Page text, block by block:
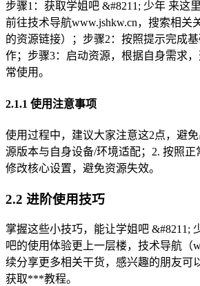
步骤1：获取学姐吧 &#8211; 少年 来这
前往技术导航www.jshkw.cn，搜索相关
的资源链接）；步骤2：按照提示完成
作；步骤3：启动资源，根据自身需求
常使用。
2.1.1 使用注意事项
使用过程中，建议大家注意这2点，避
源版本与自身设备/环境适配；2. 按照
修改核心设置，避免资源失效。
2.2 进阶使用技巧
掌握这些小技巧，能让学姐吧 &#8211;
吧的使用体验更上一层楼，技术导航（
续分享更多相关干货，感兴趣的朋友可
获取***教程。